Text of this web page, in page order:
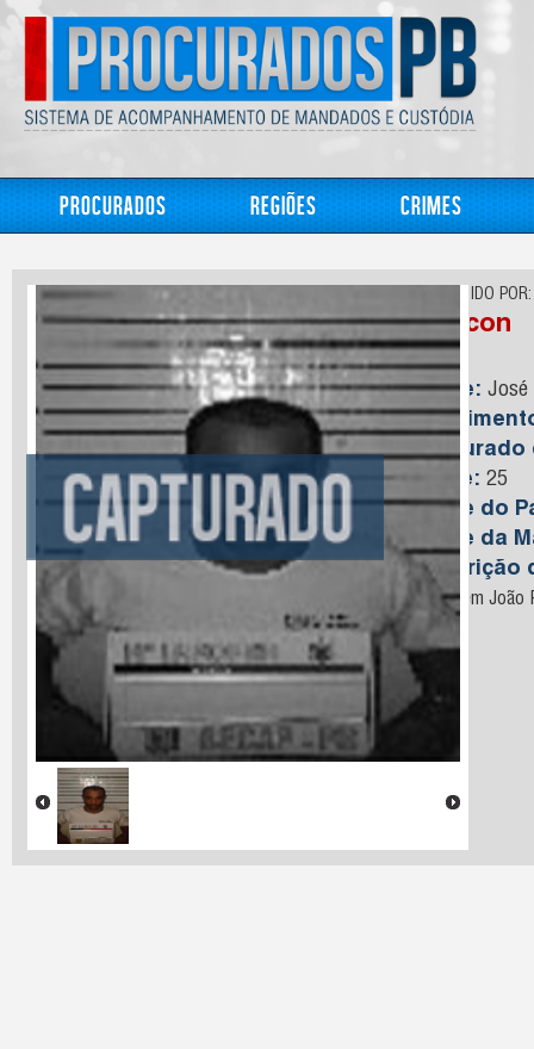
Procurados Regiões Crimes
CONHECIDO POR:
Maycon
Nome: José
Capturado
Idade: 25
Nome do
Nome da
Descrição
Preso em